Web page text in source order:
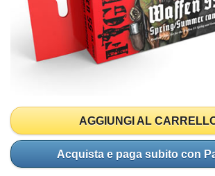
AGGIUNGI AL
Acquista e paga subito con